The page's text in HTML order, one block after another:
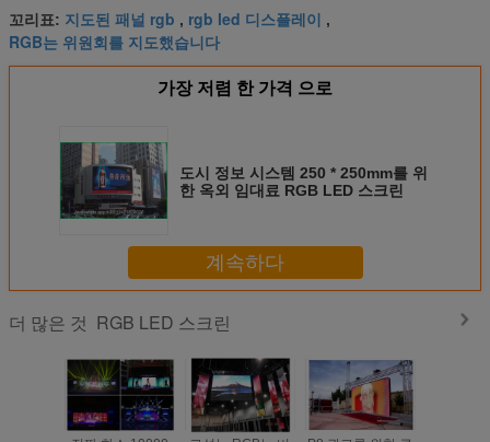
꼬리표: 지도된 패널 rgb , rgb led 디스플레이 ,
RGB는 위원회를 지도했습니다
가장 저렴 한 가격 으로
도시 정보 시스템 250 * 250mm를 위
한 옥외 임대료 RGB LED 스크린
계속하다
더 많은 것 RGB LED 스크린